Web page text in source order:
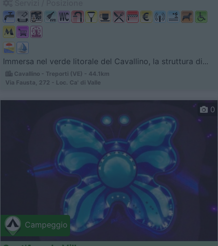
Immersa nel verde litorale del Cavallino, la struttura di...
Cavallino - Treporti (VE) - 44.1km
Via Fausta, 272 - Loc. Ca' di Valle
Campeggio
0